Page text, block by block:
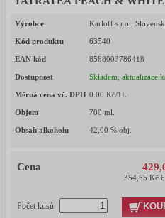
Výrobce Karloff s.r.o.,
Kód produktu 63540
EAN kód 8588003786418
Dostupnost Skladem, aktualizace
Měrná cena vč. DPH 0.00 Kč/1L
Objem 700 ml.
Obsah alkoholu 42,00 % obj.
Cena
354,55 Kč
Počet kusů